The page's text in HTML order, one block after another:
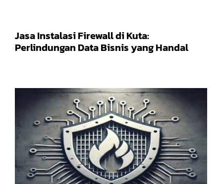
Jasa Instalasi Firewall di Kuta:
Perlindungan Data Bisnis yang Handal